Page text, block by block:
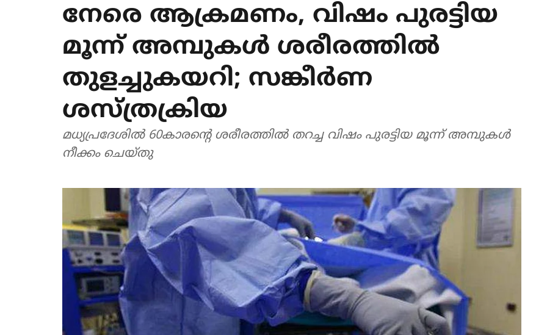
നേരെ ആക്രമണം, വിഷം പുരട്ടിയ
മൂന്ന് അമ്പുകള്‍ ശരീരത്തില്‍
തുളച്ചുകയറി; സങ്കീര്‍ണ
ശസ്ത്രക്രിയ
മധ്യപ്രദേശില്‍ 60കാരന്റെ ശരീരത്തില്‍ തറച്ച വിഷം പുരട്ടിയ മൂന്ന് അമ്പുകള്‍
നീക്കം ചെയ്തു